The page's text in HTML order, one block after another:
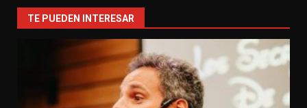
TE PUEDEN INTERESAR